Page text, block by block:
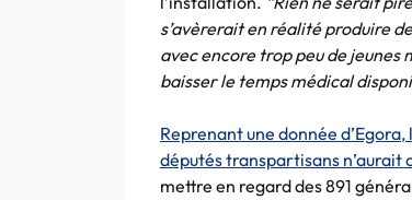
s’avèrerait en réalité produire
avec encore trop peu de
baisser le temps médical
Reprenant une donnée
députés transpartisans
mettre en regard des 891